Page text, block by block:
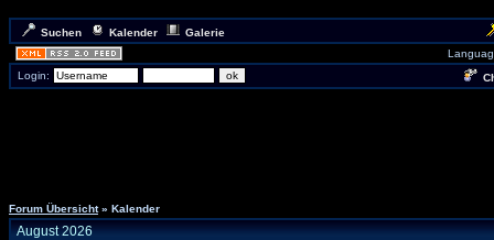
Suchen Kalender
Galerie
Login:
Forum Übersicht» Kalender
August 2026